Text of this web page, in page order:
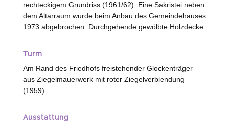
rechteckigem Grundriss (1961/62). Eine Sakristei neben
dem Altarraum wurde beim Anbau des Gemeindehauses
1973 abgebrochen. Durchgehende gewölbte Holzdecke.
Turm
Am Rand des Friedhofs freistehender Glockenträger
aus Ziegelmauerwerk mit roter Ziegelverblendung
(1959).
Ausstattung